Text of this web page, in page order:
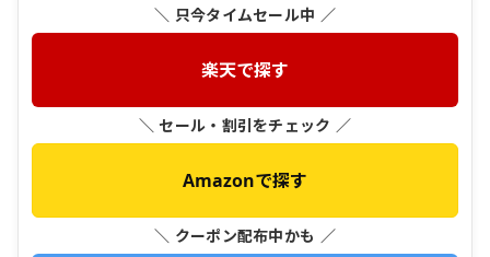
＼ 只今タイムセール中 ／
楽天で探す
＼ セール・割引をチェック ／
Amazonで探す
＼ クーポン配布中かも ／